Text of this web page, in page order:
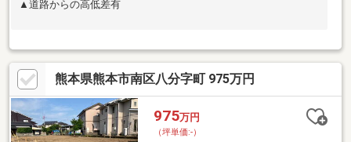
▲道路からの高低差有
熊本県熊本市南区八分字町 975万円
975万円
（坪単価:-）